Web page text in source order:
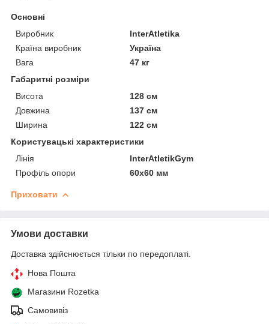
Основні
Виробник
InterAtletika
Країна виробник
Україна
Вага
47 кг
Габаритні розміри
Висота
128 см
Довжина
137 см
Ширина
122 см
Користувацькі характеристики
Лінія
InterAtletikGym
Профіль опори
60х60 мм
Приховати
Умови доставки
Доставка здійснюється тільки по передоплаті.
Нова Пошта
Магазини Rozetka
Самовивіз